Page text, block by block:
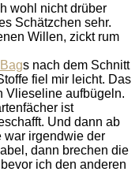
wohl nicht drüber
Schätzchen sehr.
Willen, zickt rum
s nach dem Schnitt
fiel mir leicht. Das
Vlieseline aufbügeln.
ist
Und dann ab
war irgendwie der
dann brechen die
ich den anderen